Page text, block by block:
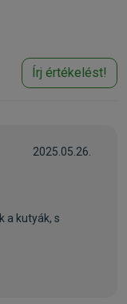
nátrium-
alga*,
zsálya,
összesen:
Írj értékelést!
2025.05.26.
a kutyák, s